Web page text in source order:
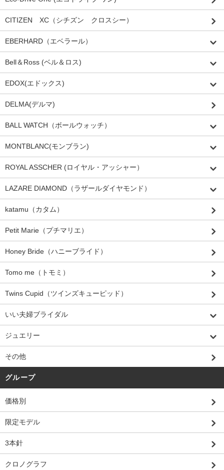
CITIZEN XC（シチズン クロスシー）
EBERHARD（エベラール）
Bell＆Ross (ベル＆ロス)
EDOX(エドックス)
DELMA(デルマ)
BALL WATCH（ボールウォッチ）
MONTBLANC(モンブラン)
ROYAL ASSCHER (ロイヤル・アッシャー）
LAZARE DIAMOND（ラザールダイヤモンド）
katamu（カタム）
Petit Marie（プチマリエ）
Honey Bride（ハニーブライド）
Tomo me（トモミ）
Twins Cupid（ツインズキューピッド）
いい夫婦ブライダル
ジュエリー
その他
グループ
価格別
限定モデル
3本針
クロノグラフ